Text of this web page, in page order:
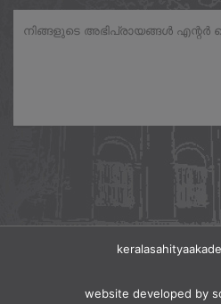
website developed by